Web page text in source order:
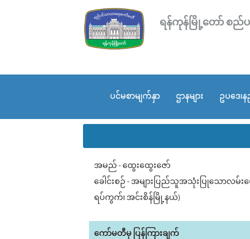
ရန်ကုန်မြို့တော် စည်
ပင်မစာမျက်နှာ ဌာနများ ဥပဒေ၊န
အမည် - ထွေးထွေးဇော်
ခေါင်းစဉ် - အများပြည်သူအသုံးပြုသောလမ်းပ
ရပ်ကွက်၊ အင်းစိန်မြို့နယ်)
ကော်မတီမှ ပြန်ကြားချက်